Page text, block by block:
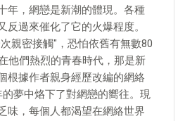
年，網戀是新潮的體現。各種
反過來催化了它的火爆程度。
親密接觸"，恐怕依舊有無數80
他們熱烈的青春時代，那是新
根據作者親身經歷改編的網絡
夢中烙下了對網戀的嚮往。現
味，每個人都渴望在網絡世界